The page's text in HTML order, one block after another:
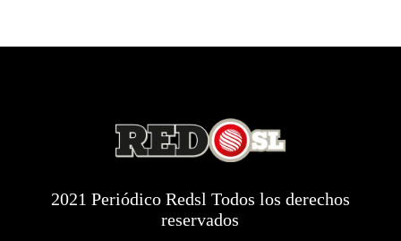
2021 Periódico Redsl Todos los derechos
reservados